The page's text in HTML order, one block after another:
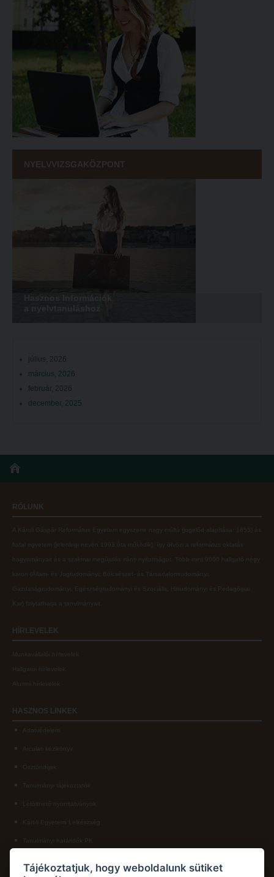
NYELVVIZSGAKÖZPONT
július, 2026
március, 2026
február, 2026
december, 2025
RÓLUNK
A Károli Gáspár Református Egyetem egyszerre nagy múltú (jogelőd alapítása: 1855) és
fiatal egyetem (jelenlegi nevén 1993 óta működik), így ötvözi a református oktatás
hagyományait és a szakmai megújulás iránti nyitottságot. Több mint 9000 hallgató négy
karon ( Állam- és Jogtudományi; Bölcsészet- és Társadalomtudományi;
Gazdaságtudományi, Egészségtudományi és Szociális; Hittudományi és Pedagógiai
Kar ) folytathatja a tanulmányait.
HÍRLEVELEK
Munkavállalói hírlevelek
Hallgatói hírlevelek
Alumni hírlevelek
HASZNOS LINKEK
Adatvédelem
Arculati kézikönyv
Ösztöndíjak
Tanulmányi tájékoztatók
Letölthető nyomtatványok
Károli Egyetemi Lelkészség
Tanulmányi határidők PK
KAPCSOLAT
Tájékoztatjuk, hogy weboldalunk sütiket